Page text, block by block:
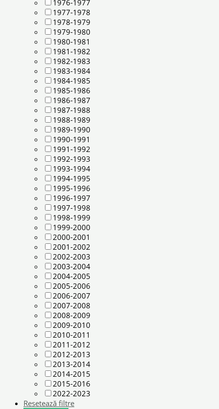
1976-1977
1977-1978
1978-1979
1979-1980
1980-1981
1981-1982
1982-1983
1983-1984
1984-1985
1985-1986
1986-1987
1987-1988
1988-1989
1989-1990
1990-1991
1991-1992
1992-1993
1993-1994
1994-1995
1995-1996
1996-1997
1997-1998
1998-1999
1999-2000
2000-2001
2001-2002
2002-2003
2003-2004
2004-2005
2005-2006
2006-2007
2007-2008
2008-2009
2009-2010
2010-2011
2011-2012
2012-2013
2013-2014
2014-2015
2015-2016
2022-2023
Resetează filtre